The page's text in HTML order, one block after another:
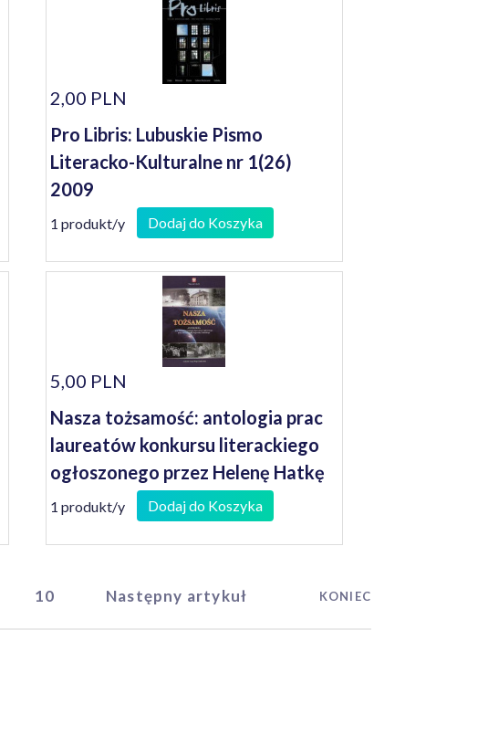
2,00 PLN
Pro Libris: Lubuskie Pismo
Literacko-Kulturalne nr 1(26)
2009
1 produkt/y Dodaj do Koszyka
5,00 PLN
Nasza tożsamość: antologia prac
laureatów konkursu literackiego
ogłoszonego przez Helenę Hatkę
Wojewodę Lubuskiego
1 produkt/y Dodaj do Koszyka
10 Następny artykuł KONIEC